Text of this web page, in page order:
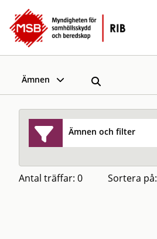
Ämnen
Ämnen och filter
Antal träffar: 0 Sortera på: